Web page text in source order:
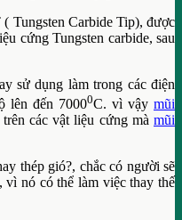
Tungsten Carbide Tip), được
cứng Tungsten carbide, sau
sử dụng làm trong các điện
lên đến 70000C. vì vậy mũi
các vật liệu cứng mà mũi
thép gió?, chắc có người sẽ
vì nó có thể làm việc thay thế